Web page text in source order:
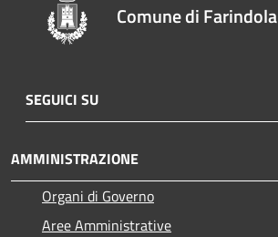
Comune di Farindola
SEGUICI SU
AMMINISTRAZIONE
Organi di Governo
Aree Amministrative